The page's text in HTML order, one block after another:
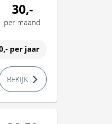
30,-
per maand
per jaar
BEKIJK